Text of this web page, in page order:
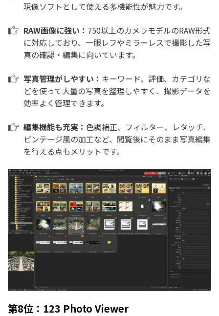
現像ソフトとして使える多機能性が魅力です。
RAW画像に強い： 750以上のカメラモデルのRAW形式
に対応しており、一眼レフやミラーレスで撮影した写
真の確認・編集に向いています。
写真管理がしやすい： キーワード、評価、カテゴリな
どを使って大量の写真を整理しやすく、撮影データを
効率よく管理できます。
編集機能も充実： 色調補正、フィルター、レタッチ、
ビンテージ風の加工など、閲覧後にそのまま写真編集
を行える点もメリットです。
第8位：123 Photo Viewer